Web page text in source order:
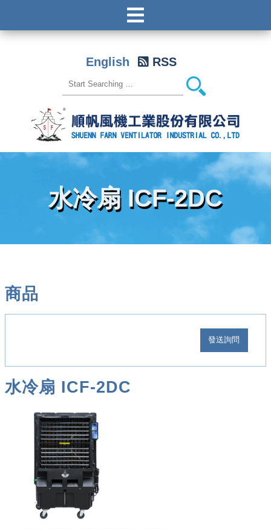
English RSS
水冷扇 ICF-2DC
商品
水冷扇 ICF-2DC